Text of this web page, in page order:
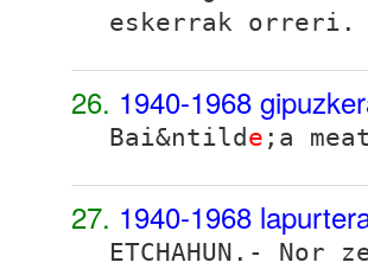
eskerrak orreri.
26. 1940-1968
Bai&ntilde ;a
27. 1940-1968
ETCHAHUN.-